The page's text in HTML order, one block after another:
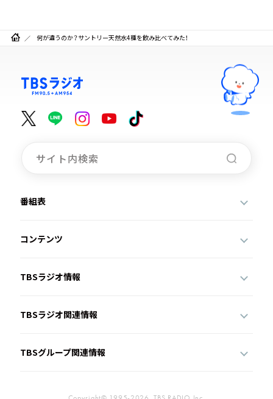
何が違うのか？サントリー天然水4種を飲み比べてみた！
番組表
コンテンツ
TBSラジオ情報
TBSラジオ関連情報
TBSグループ関連情報